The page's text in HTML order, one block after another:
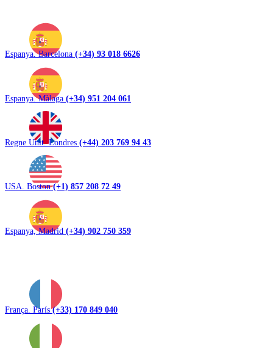
Espanya. Barcelona (+34) 93 018 6626
Espanya. Màlaga (+34) 951 204 061
Regne Unit. Londres (+44) 203 769 94 43
USA. Boston(+1) 857 208 72 49
Espanya, Madrid (+34) 902 750 359
França. París(+33) 170 849 040